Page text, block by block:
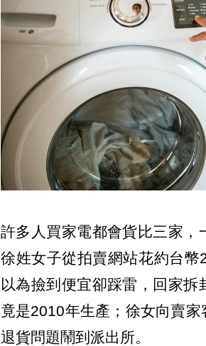
許多人買家電都會貨比三家，
徐姓女子從拍賣網站花約台
以為撿到便宜卻踩雷，回家
竟是2010年生產；徐女向賣
退貨問題鬧到派出所。